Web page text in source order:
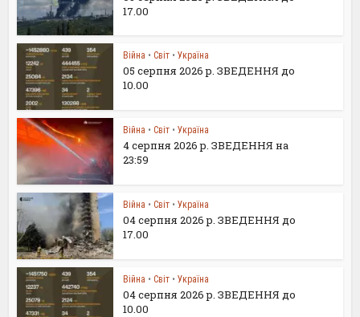
17.00
Війна • Світ • Україна
05 серпня 2026 р. ЗВЕДЕННЯ до
10.00
Війна • Світ • Україна
4 серпня 2026 р. ЗВЕДЕННЯ на
23:59
Війна • Світ • Україна
04 серпня 2026 р. ЗВЕДЕННЯ до
17.00
Війна • Світ • Україна
04 серпня 2026 р. ЗВЕДЕННЯ до
10.00